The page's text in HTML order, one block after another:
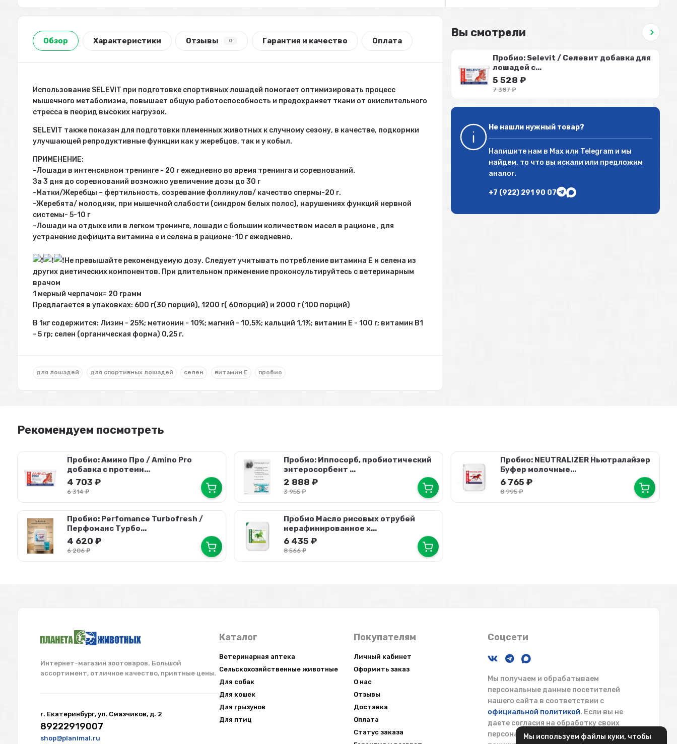
Мы используем файлы куки, чтобы
Обзор Характеристики Отзывы 0 Гарантия и качество Оплата
Использование SELEVIT при подготовке спортивных лошадей помогает оптимизировать процесс
мышечного метаболизма, повышает общую работоспособность и предохраняет ткани от окислительного
стресса в пеорид высоких нагрузок.
SELEVIT также показан для подготовки племенных животных к случному сезону, в качестве, подкормки
улучшающей репродуктивные функции как у жеребцов, так и у кобыл.
ПРИМЕНЕНИЕ:
-Лошади в интенсивном тренинге - 20 г ежедневно во время тренинга и соревнований.
За 3 дня до соревнований возможно увеличение дозы до 30 г
-Матки/Жеребцы – фертильность, созревание фолликулов/ качество спермы-20 г.
-Жеребята/ молодняк, при мышечной слабости (синдром белых полос), нарушениях функций нервной
системы- 5-10 г
-Лошади на отдыхе или в легком тренинге, лошади с большим количеством масел в рационе , для
устранение дефицита витамина е и селена в рационе-10 г ежедневно.
Не превышайте рекомендуемую дозу. Следует учитывать потребление витамина Е и селена из
других диетических компонентов. При длительном применение проконсультируйтесь с ветеринарным
врачом
1 мерный черпачок= 20 грамм
Предлагается в упаковках: 600 г(30 порций), 1200 г( 60порций) и 2000 г (100 порций)
В 1кг содержится: Лизин - 25%; метионин - 10%; магний - 10,5%; кальций 1,1%; витамин Е - 100 г; витамин В1
- 5 гр; селен (органическая форма) 0,25 г.
для лошадей для спортивных лошадей селен витамин E пробио
Вы смотрели
Пробио: Selevit / Селевит добавка для
лошадей с...
5 528₽
7 387₽
Не нашли нужный товар?
Напишите нам в Maxили Telegramи мы
найдем, то что вы искали или предложим
аналог.
+7 (922) 291 90 07
Рекомендуем посмотреть
Пробио: Амино Про / Amino Pro
добавка с протеин...
4 703 ₽
6 314₽
Пробио: Иппосорб, пробиотический
энтеросорбент ...
2 888 ₽
3 955₽
Пробио: NEUTRALIZER Ньютралайзер
Буфер молочные...
6 765 ₽
8 995₽
Пробио: Perfomance Turbofresh /
Перфоманс Турбо...
4 620 ₽
6 206₽
Пробио Масло рисовых отрубей
нерафинированное х...
6 435 ₽
8 566₽
Интернет-магазин зоотоваров. Большой
ассортимент, отличное качество, приятные цены.
г. Екатеринбург, ул. Смазчиков, д. 2
89222919007
shop@planimal.ru
Каталог
Ветеринарная аптека
Сельскохозяйственные животные
Для собак
Для кошек
Для грызунов
Для птиц
Покупателям
Личный кабинет
Оформить заказ
О нас
Отзывы
Доставка
Оплата
Статус заказа
Соцсети
Мы получаем и обрабатываем
персональные данные посетителей
нашего сайта в соответствии с
официальной политикой. Если вы не
даете согласия на обработку своих
персональных данных, вам необходимо